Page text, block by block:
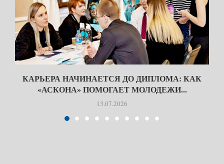
КАРЬЕРА НАЧИНАЕТСЯ ДО ДИПЛОМА: КАК
«АСКОНА» ПОМОГАЕТ МОЛОДЕЖИ...
13.07.2026